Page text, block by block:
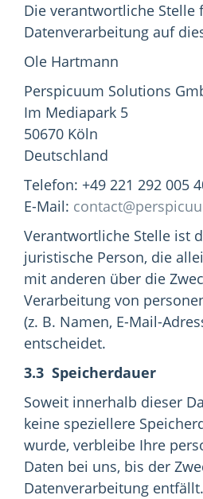
Die verantwortliche Stelle
Datenverarbeitung auf
Ole Hartmann
Perspicuum Solutions
Im Mediapark 5
50670 Köln
Deutschland
Telefon: +49 221 292 005
E-Mail:
Verantwortliche Stelle ist
juristische Person, die
mit anderen über die
Verarbeitung von
(z. B. Namen, E-Mail-
entscheidet.
3.3 Speicherdauer
Soweit innerhalb dieser
keine speziellere
wurde, verbleibe Ihre
Daten bei uns, bis der
Datenverarbeitung